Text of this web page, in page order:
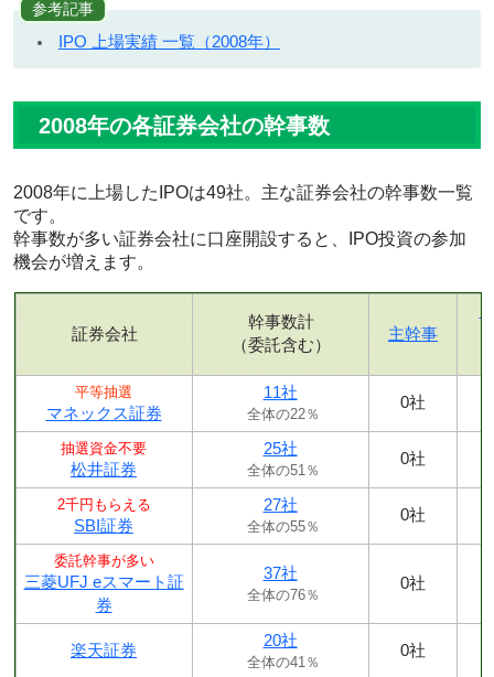
参考記事
IPO 上場実績 一覧（2008年）
2008年の各証券会社の幹事数
2008年に上場したIPOは49社。主な証券会社の幹事数一覧
です。
幹事数が多い証券会社に口座開設すると、IPO投資の参加
機会が増えます。
証券会社
幹事数計
（委託含む）
主幹事
平等抽選
マネックス証券
11社
全体の22％
0社
抽選資金不要
松井証券
25社
全体の51％
0社
2千円もらえる
SBI証券
27社
全体の55％
0社
委託幹事が多い
三菱UFJ eスマート証
券
37社
全体の76％
0社
楽天証券
20社
全体の41％
0社